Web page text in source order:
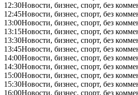
12:30Новости, бизнес, спорт, без
12:45Новости, бизнес, спорт, без
13:00Новости, бизнес, спорт, без
13:15Новости, бизнес, спорт, без
13:30Новости, бизнес, спорт, без
13:45Новости, бизнес, спорт, без
14:00Новости, бизнес, спорт, без
14:30Новости, бизнес, спорт, без
15:00Новости, бизнес, спорт, без
15:30Новости, бизнес, спорт, без
16:00Новости, бизнес, спорт, без